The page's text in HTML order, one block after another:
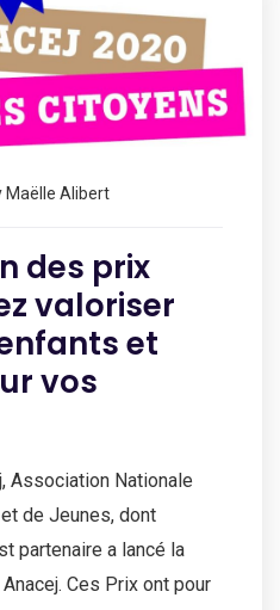
Maëlle Alibert
des prix
valoriser
et
vos
Association Nationale
de Jeunes, dont
partenaire a lancé la
Ces Prix ont pour